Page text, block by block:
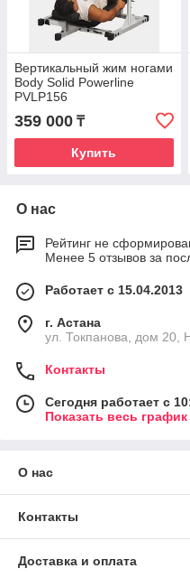
Вертикальный жим ногами
Body Solid Powerline
PVLP156
359 000 ₸
Купить
О нас
Рейтинг не
Менее 5 отзывов за
Работает с 15.04.2013
г. Астана
ул. Токпанова, дом 20,
Контакты
Сегодня работает с
Показать весь
О нас
Контакты
Доставка и оплата